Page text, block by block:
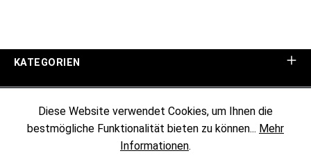
KATEGORIEN
KUNDENINFORMATIONEN
Diese Website verwendet Cookies, um Ihnen die
bestmögliche Funktionalität bieten zu können... Mehr
Informationen.